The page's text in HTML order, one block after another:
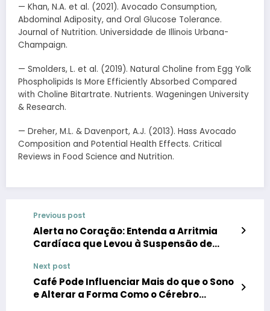
— Khan, N.A. et al. (2021). Avocado Consumption,
Abdominal Adiposity, and Oral Glucose Tolerance.
Journal of Nutrition. Universidade de Illinois Urbana-
Champaign.
— Smolders, L. et al. (2019). Natural Choline from Egg Yolk
Phospholipids Is More Efficiently Absorbed Compared
with Choline Bitartrate. Nutrients. Wageningen University
& Research.
— Dreher, M.L. & Davenport, A.J. (2013). Hass Avocado
Composition and Potential Health Effects. Critical
Reviews in Food Science and Nutrition.
Previous post
Alerta no Coração: Entenda a Arritmia
Cardíaca que Levou à Suspensão de
Next post
Café Pode Influenciar Mais do que o Sono
e Alterar a Forma Como o Cérebro